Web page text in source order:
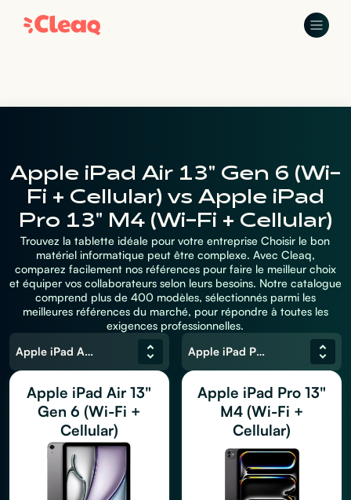
Apple iPad Air 13" Gen 6 (Wi-
Fi + Cellular) vs Apple iPad
Pro 13" M4 (Wi-Fi + Cellular)
Trouvez la tablette idéale pour votre entreprise Choisir le bon
matériel informatique peut être complexe. Avec Cleaq,
comparez facilement nos références pour faire le meilleur choix
et équiper vos collaborateurs selon leurs besoins. Notre catalogue
comprend plus de 400 modèles, sélectionnés parmi les
meilleures références du marché, pour répondre à toutes les
exigences professionnelles.
Apple iPad Air 13" Gen 6 (Wi-Fi + Cellular)
Apple iPad Air 13"
Gen 6 (Wi-Fi +
Cellular)
Apple iPad Pro 13" M4 (Wi-Fi + Cellular)
Apple iPad Pro 13"
M4 (Wi-Fi +
Cellular)